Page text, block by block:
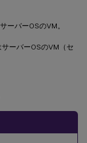
ーバーOSのVM。
ーバーOSのVM（セ